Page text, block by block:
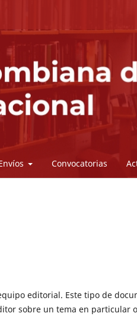
Convocatorias
editorial. Este tipo de
sobre un tema en particular